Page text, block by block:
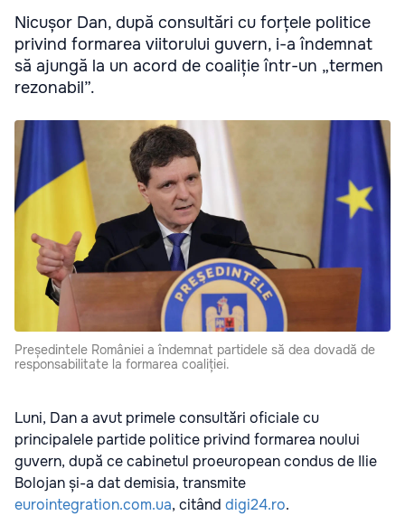
Nicușor Dan, după consultări cu forțele politice
privind formarea viitorului guvern, i-a îndemnat
să ajungă la un acord de coaliție într-un „termen
rezonabil”.
Președintele României a îndemnat partidele să dea dovadă de
responsabilitate la formarea coaliției.
Luni, Dan a avut primele consultări oficiale cu
principalele partide politice privind formarea noului
guvern, după ce cabinetul proeuropean condus de Ilie
Bolojan și-a dat demisia, transmite
eurointegration.com.ua, citând digi24.ro.